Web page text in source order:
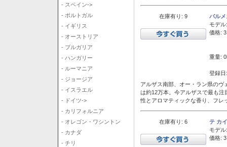
- スペイン->
- ポルトガル
- イギリス
- オーストリア
- ブルガリア
- ハンガリー
- ルーマニア
- ジョージア
- イスラエル
- ドイツ->
- カリフォルニア
- オレゴン・ワシントン
- カナダ
- チリ
在庫有り: 9
バル
モデル:
価格:
重量:
登録
アルザス南部、オー・ラン県の
は約12万本。今アルザスで最も
性とアロマティックな香り、フレ
在庫有り: 6
テ カ
モデル:
価格: